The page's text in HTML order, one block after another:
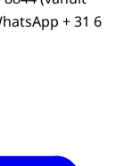
+ 31 6